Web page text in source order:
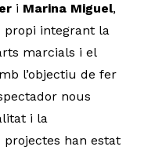
i Marina Miguel,
propi integrant la
marcials i el
l’objectiu de fer
nous
i la
han estat